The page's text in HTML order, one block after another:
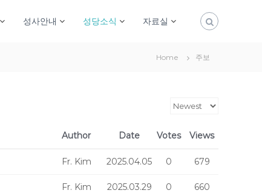
성사안내 성당소식 자료실
Home 주보
Author Date Votes Views
Fr. Kim 2025.04.05 0 679
Fr. Kim 2025.03.29 0 660